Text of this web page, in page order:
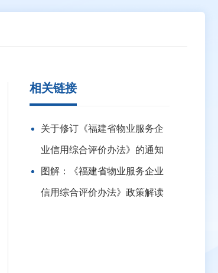
相关链接
关于修订《福建省物业服务企
业信用综合评价办法》的通知
图解：《福建省物业服务企业
信用综合评价办法》政策解读